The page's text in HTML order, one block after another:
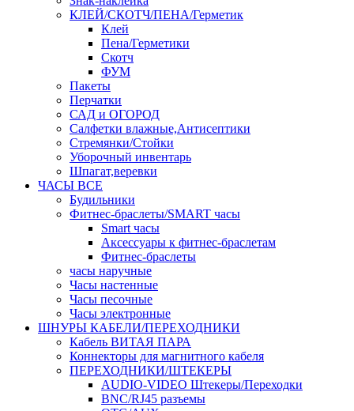
КЛЕЙ/СКОТЧ/ПЕНА/Герметик
Клей
Пена/Герметики
Скотч
ФУМ
Пакеты
Перчатки
САД и ОГОРОД
Салфетки влажные,Антисептики
Стремянки/Стойки
Уборочный инвентарь
Шпагат,веревки
ЧАСЫ ВСЕ
Будильники
Фитнес-браслеты/SMART часы
Smart часы
Аксессуары к фитнес-браслетам
Фитнес-браслеты
часы наручные
Часы настенные
Часы песочные
Часы электронные
ШНУРЫ КАБЕЛИ/ПЕРЕХОДНИКИ
Кабель ВИТАЯ ПАРА
Коннекторы для магнитного кабеля
ПЕРЕХОДНИКИ/ШТЕКЕРЫ
AUDIO-VIDEO Штекеры/Переходки
BNC/RJ45 разъемы